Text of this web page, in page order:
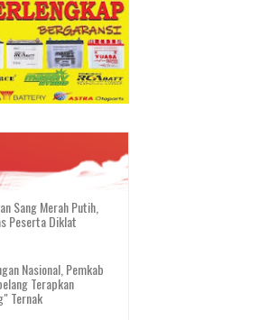
Sang Merah Putih,
Peserta Diklat
Nasional, Pemkab
Terapkan
Ternak